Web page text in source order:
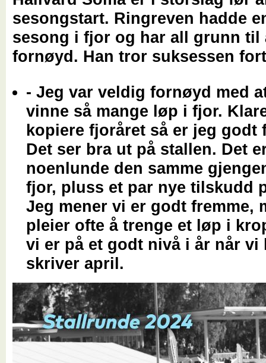
sesongstart. Ringreven hadde
sesong i fjor og har all grunn
fornøyd. Han tror suksessen
- Jeg var veldig fornøyd med
vinne så mange løp i fjor.
kopiere fjoråret så er jeg godt
Det ser bra ut på stallen. Det
noenlunde den samme
fjor, pluss et par nye tilskudd
Jeg mener vi er godt fremme,
pleier ofte å trenge et løp i
vi er på et godt nivå i år når vi
skriver april.